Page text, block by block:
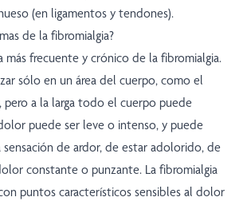
(en ligamentos y tendones).
de la fibromialgia?
más frecuente y crónico de la fibromialgia.
sólo en un área del cuerpo, como el
a la larga todo el cuerpo puede
puede ser leve o intenso, y puede
de ardor, de estar adolorido, de
constante o punzante. La fibromialgia
puntos característicos sensibles al dolor